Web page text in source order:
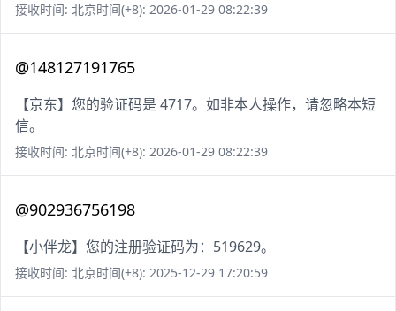
接收时间: 北京时间(+8): 2026-01-29 08:22:39
@148127191765
【京东】您的验证码是 4717。如非本人操作，请忽略本短
信。
接收时间: 北京时间(+8): 2026-01-29 08:22:39
@902936756198
【小伴龙】您的注册验证码为：519629。
接收时间: 北京时间(+8): 2025-12-29 17:20:59